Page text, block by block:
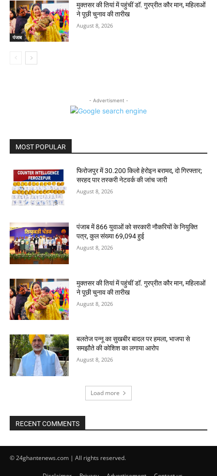
पंजाब
मुक्तसर की तियां में पहुंचीं डॉ. गुरप्रीत कौर मान, महिलाओं
ने पूछी चुनाव की तारीख
August 8, 2026
- Advertisment -
MOST POPULAR
फिरोजपुर में 30.200 किलो हेरोइन बरामद, दो गिरफ्तार;
सरहद पार तस्करी नेटवर्क की जांच जारी
August 8, 2026
पंजाब में 866 युवाओं को सरकारी नौकरियों के नियुक्ति
पत्र, कुल संख्या 69,094 हुई
August 8, 2026
मुक्तसर की तियां में पहुंचीं डॉ. गुरप्रीत कौर मान, महिलाओं
ने पूछी चुनाव की तारीख
August 8, 2026
बलतेज पन्नू का सुखबीर बादल पर हमला, भाजपा से
समझौते की कोशिश का लगाया आरोप
August 8, 2026
Load more
RECENT COMMENTS
© 24ghantenews.com | All rights reserved.